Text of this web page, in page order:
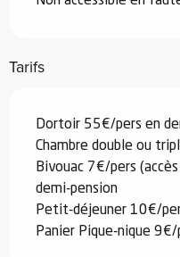
Tarifs
Dortoir 55€/pers en
Chambre double ou
Bivouac 7€/pers
demi-pension
Petit-déjeuner 10€/
Panier Pique-nique 9€/